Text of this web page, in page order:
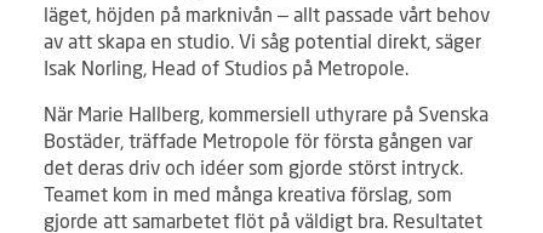
läget, höjden på marknivån – allt passade vårt behov
av att skapa en studio. Vi såg potential direkt, säger
Isak Norling, Head of Studios på Metropole.
När Marie Hallberg, kommersiell uthyrare på Svenska
Bostäder, träffade Metropole för första gången var
det deras driv och idéer som gjorde störst intryck.
Teamet kom in med många kreativa förslag, som
gjorde att samarbetet flöt på väldigt bra. Resultatet